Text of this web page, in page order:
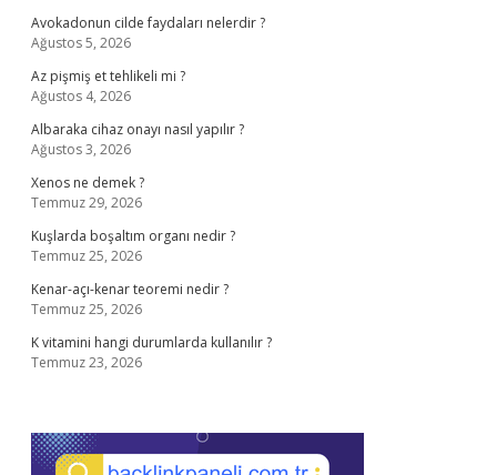
Avokadonun cilde faydaları nelerdir ?
Ağustos 5, 2026
Az pişmiş et tehlikeli mi ?
Ağustos 4, 2026
Albaraka cihaz onayı nasıl yapılır ?
Ağustos 3, 2026
Xenos ne demek ?
Temmuz 29, 2026
Kuşlarda boşaltım organı nedir ?
Temmuz 25, 2026
Kenar-açı-kenar teoremi nedir ?
Temmuz 25, 2026
K vitamini hangi durumlarda kullanılır ?
Temmuz 23, 2026